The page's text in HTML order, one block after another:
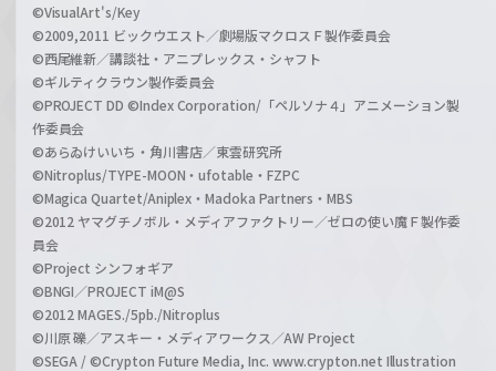
©VisualArt's/Key
©2009,2011 ビックウエスト／劇場版マクロスＦ製作委員会
©西尾維新／講談社・アニプレックス・シャフト
©ギルティクラウン製作委員会
©PROJECT DD ©Index Corporation/「ペルソナ４」アニメーション製
作委員会
©あらゐけいいち・角川書店／東雲研究所
©Nitroplus/TYPE-MOON・ufotable・FZPC
©Magica Quartet/Aniplex・Madoka Partners・MBS
©2012 ヤマグチノボル・メディアファクトリー／ゼロの使い魔Ｆ製作委
員会
©Project シンフォギア
©BNGI／PROJECT iM@S
©2012 MAGES./5pb./Nitroplus
©川原 礫／アスキー・メディアワークス／AW Project
©SEGA / ©Crypton Future Media, Inc. www.crypton.net Illustration